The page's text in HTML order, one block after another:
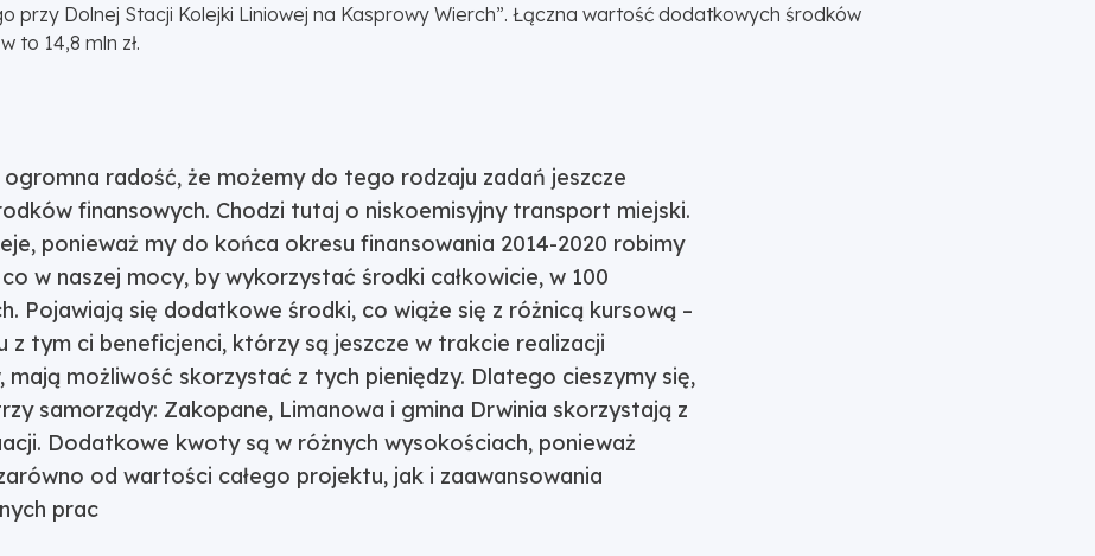
Dolnej Stacji Kolejki Liniowej na Kasprowy Wierch”. Łączna wartość dodatkowych środków
to 14,8 mln zł.
ogromna radość, że możemy do tego rodzaju zadań jeszcze
finansowych. Chodzi tutaj o niskoemisyjny transport miejski.
ponieważ my do końca okresu finansowania 2014-2020 robimy
w naszej mocy, by wykorzystać środki całkowicie, w 100
Pojawiają się dodatkowe środki, co wiąże się z różnicą kursową –
z tym ci beneficjenci, którzy są jeszcze w trakcie realizacji
mają możliwość skorzystać z tych pieniędzy. Dlatego cieszymy się,
samorządy: Zakopane, Limanowa i gmina Drwinia skorzystają z
Dodatkowe kwoty są w różnych wysokościach, ponieważ
od wartości całego projektu, jak i zaawansowania
prac